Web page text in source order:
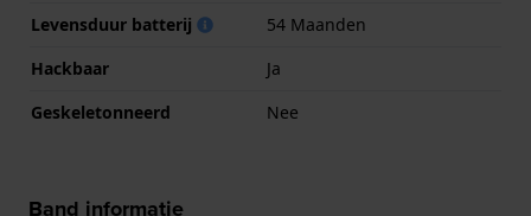
Levensduur batterij
54 Maanden
Hackbaar
Ja
Geskeletonneerd
Nee
Band informatie